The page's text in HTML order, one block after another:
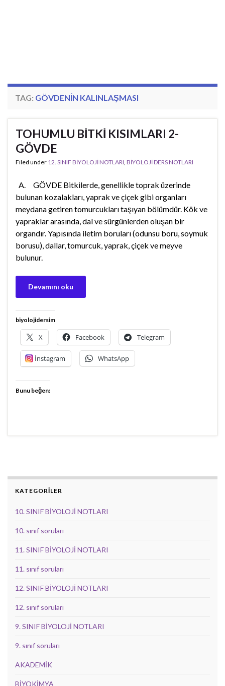
TAG: GÖVDENIN KALINLAŞMASI
TOHUMLU BİTKİ KISIMLARI 2-
GÖVDE
Filed under 12. SINIF BİYOLOJİ NOTLARI, BİYOLOJİ DERS NOTLARI
A. GÖVDE Bitkilerde, genellikle toprak üzerinde
bulunan kozalakları, yaprak ve çiçek gibi organları
meydana getiren tomurcukları taşıyan bölümdür. Kök ve
yapraklar arasında, dal ve sürgünlerden oluşan bir
organdır. Yapısında iletim boruları (odunsu boru, soymuk
borusu), dallar, tomurcuk, yaprak, çiçek ve meyve
bulunur.
Devamını oku
biyolojidersim
X Facebook Telegram
İnstagram WhatsApp
Bunu beğen:
KATEGORİLER
10. SINIF BİYOLOJİ NOTLARI
10. sınıf soruları
11. SINIF BİYOLOJİ NOTLARI
11. sınıf soruları
12. SINIF BİYOLOJİ NOTLARI
12. sınıf soruları
9. SINIF BİYOLOJİ NOTLARI
9. sınıf soruları
AKADEMİK
BİYOKİMYA